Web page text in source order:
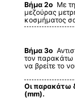
Βήμα 2ο Με
μεζούρας
κοσμήματος
Βήμα 3ο
τον παρακάτω
να βρείτε το
Οι παρακάτω
(mm).